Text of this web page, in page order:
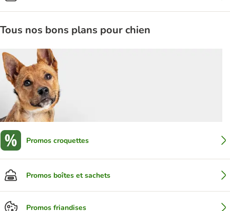
Tous nos bons plans pour chien
Promos croquettes
Promos boîtes et sachets
Promos friandises